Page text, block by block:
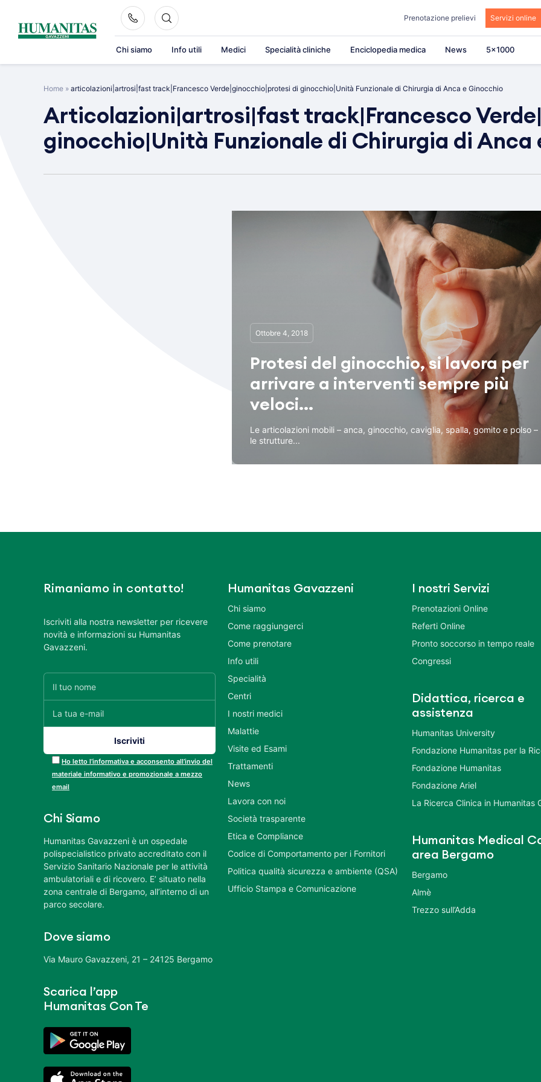
content
Prenotazione prelievi Servizi online
Chi siamo Info utili Medici Specialità cliniche Enciclopedia medica News 5×1000
Home » articolazioni|artrosi|fast track|Francesco Verde|ginocchio|protesi di ginocchio|Unità Funzionale di Chirurgia di Anca e Ginocchio
Articolazioni|artrosi|fast track|Francesco
ginocchio|Unità Funzionale di Chirurgia di Anca
Ottobre 4, 2018
Protesi del ginocchio, si lavora per
arrivare a interventi sempre più
veloci...
Le articolazioni mobili – anca, ginocchio, caviglia, spalla, gomito e polso –
le strutture...
Rimaniamo in contatto!
Iscriviti alla nostra newsletter per ricevere
novità e informazioni su Humanitas
Gavazzeni.
Ho letto l’informativa e acconsento all’invio del
materiale informativo e promozionale a mezzo
email
Chi Siamo
Humanitas Gavazzeni è un ospedale
polispecialistico privato accreditato con il
Servizio Sanitario Nazionale per le attività
ambulatoriali e di ricovero. E’ situato nella
zona centrale di Bergamo, all’interno di un
parco secolare.
Dove siamo
Via Mauro Gavazzeni, 21 – 24125 Bergamo
Scarica l’app
Humanitas Con Te
Humanitas Gavazzeni
Chi siamo
Come raggiungerci
Come prenotare
Info utili
Specialità
Centri
I nostri medici
Malattie
Visite ed Esami
Trattamenti
News
Lavora con noi
Società trasparente
Etica e Compliance
Codice di Comportamento per i Fornitori
Politica qualità sicurezza e ambiente (QSA)
Ufficio Stampa e Comunicazione
I nostri Servizi
Prenotazioni Online
Referti Online
Pronto soccorso in tempo reale
Congressi
Didattica, ricerca e
assistenza
Humanitas University
Fondazione Humanitas per la
Fondazione Humanitas
Fondazione Ariel
La Ricerca Clinica in Humanitas
Humanitas Medical
area Bergamo
Bergamo
Almè
Trezzo sull’Adda